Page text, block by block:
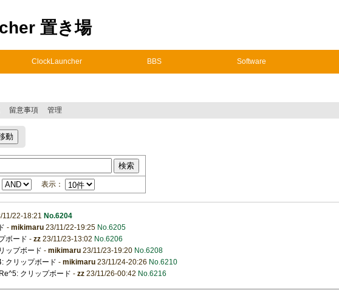
置き場
ClockLauncher BBS Software
留意事項 管理
表示：
11/22-18:21 No.6204
- mikimaru 23/11/22-19:25 No.6205
ボード - zz 23/11/23-13:02 No.6206
ップボード - mikimaru 23/11/23-19:20 No.6208
クリップボード - mikimaru 23/11/24-20:26 No.6210
Re^5: クリップボード - zz 23/11/26-00:42 No.6216